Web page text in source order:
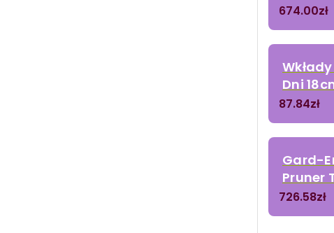
674.00zł
Dni
87.84zł
Gard-
Pruner
726.58zł